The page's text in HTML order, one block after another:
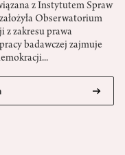
z Instytutem Spraw
Obserwatorium
z zakresu prawa
badawczej zajmuje